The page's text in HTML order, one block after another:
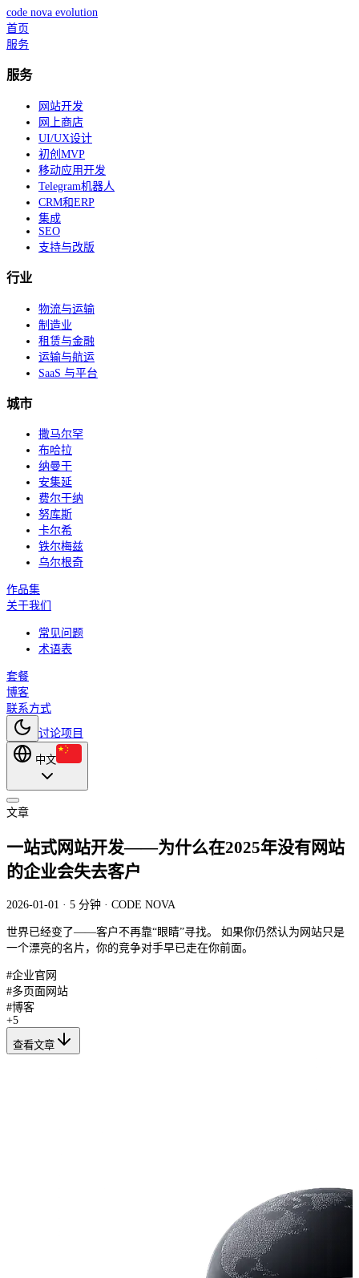
code nova evolution
首页
服务
服务
网站开发
网上商店
UI/UX设计
初创MVP
移动应用开发
Telegram机器人
CRM和ERP
集成
SEO
支持与改版
行业
物流与运输
制造业
租赁与金融
运输与航运
SaaS 与平台
城市
撒马尔罕
布哈拉
纳曼干
安集延
费尔干纳
努库斯
卡尔希
铁尔梅兹
乌尔根奇
作品集
关于我们
常见问题
术语表
套餐
博客
联系方式
讨论项目
中文
文章
一站式网站开发——为什么在2025年没有网站
的企业会失去客户
2026-01-01 · 5 分钟 · CODE NOVA
世界已经变了——客户不再靠“眼睛”寻找。 如果你仍然认为网站只是
一个漂亮的名片，你的竞争对手早已走在你前面。
#企业官网
#多页面网站
#博客
+5
查看文章